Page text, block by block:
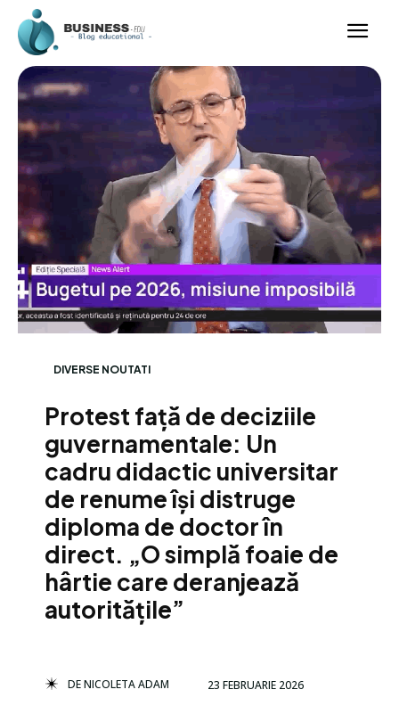
DIVERSE NOUTATI
Protest față de deciziile
guvernamentale: Un
cadru didactic universitar
de renume își distruge
diploma de doctor în
direct. „O simplă foaie de
hârtie care deranjează
autoritățile”
DENICOLETA ADAM 23 FEBRUARIE 2026